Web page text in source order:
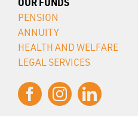
PENSION
ANNUITY
HEALTH AND WELFARE
LEGAL SERVICES